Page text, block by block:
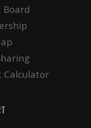
Calculator